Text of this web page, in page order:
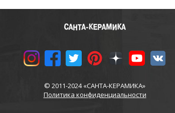
© 2011-2024 «САНТА-КЕРАМИКА»
Политика конфиденциальности